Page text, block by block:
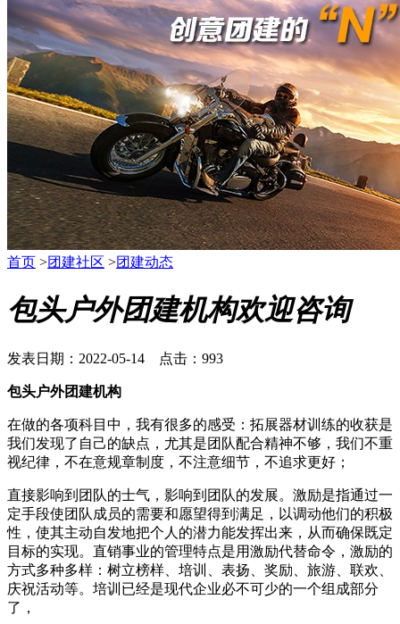
首页 >团建社区 >团建动态
包头户外团建机构欢迎咨询
发表日期：2022-05-14 点击：993
包头户外团建机构
在做的各项科目中，我有很多的感受：拓展器材训练的收获是
我们发现了自己的缺点，尤其是团队配合精神不够，我们不重
视纪律，不在意规章制度，不注意细节，不追求更好；
直接影响到团队的士气，影响到团队的发展。激励是指通过一
定手段使团队成员的需要和愿望得到满足，以调动他们的积极
性，使其主动自发地把个人的潜力能发挥出来，从而确保既定
目标的实现。直销事业的管理特点是用激励代替命令，激励的
方式多种多样：树立榜样、培训、表扬、奖励、旅游、联欢、
庆祝活动等。培训已经是现代企业必不可少的一个组成部分
了，